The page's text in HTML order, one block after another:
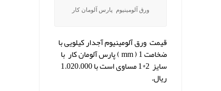
ورق آلومینیوم پارس آلومان کار
قیمت ورق آلومینیوم آجدار کیلویی با
ضخامت 1 ( mm ) پارس آلومان کار با
ریال.